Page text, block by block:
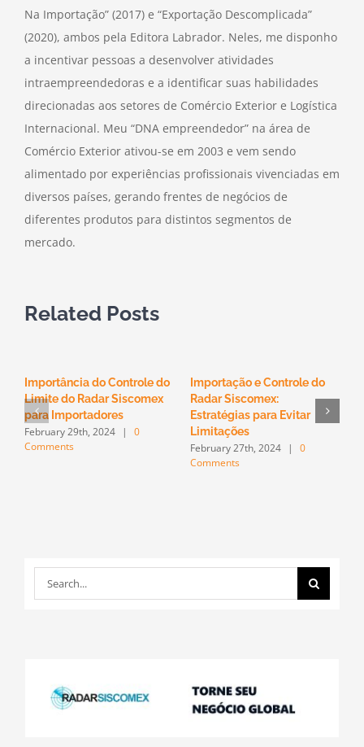
Na Importação” (2017) e “Exportação Descomplicada”
(2020), ambos pela Editora Labrador. Neles, me disponho
a incentivar pessoas a desenvolver atividades
intraempreendedoras e a identificar suas habilidades
direcionadas aos setores de Comércio Exterior e Logística
Internacional. Meu “DNA empreendedor” na área de
Comércio Exterior ativou-se em 2003 e vem sendo
alimentado por experiências profissionais vivenciadas em
diversos países, gerando frentes de negócios de
diferentes produtos para distintos segmentos de
mercado.
Related Posts
Importância do Controle do
Limite do Radar Siscomex
para Importadores
February 29th, 2024 |
0
Comments
Importação e Controle do
Radar Siscomex:
Estratégias para Evitar
Limitações
February 27th, 2024 |
0
Comments
Search
for: